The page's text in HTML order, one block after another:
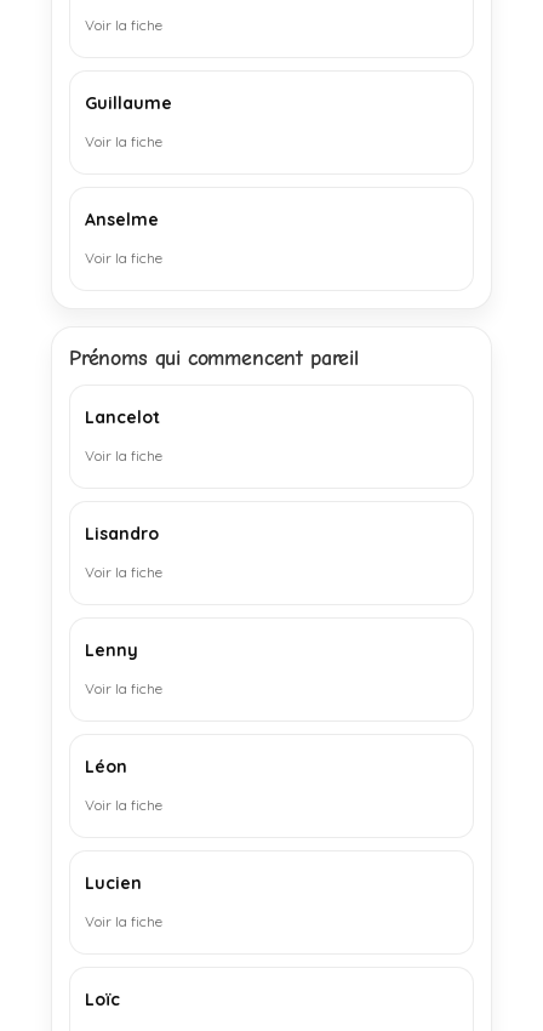
Voir la fiche
Guillaume
Voir la fiche
Anselme
Voir la fiche
Prénoms qui commencent pareil
Lancelot
Voir la fiche
Lisandro
Voir la fiche
Lenny
Voir la fiche
Léon
Voir la fiche
Lucien
Voir la fiche
Loïc